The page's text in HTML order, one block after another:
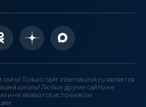
Только сайт interneturok.ru является
школы! Любые другие сайты не
и не являются источником